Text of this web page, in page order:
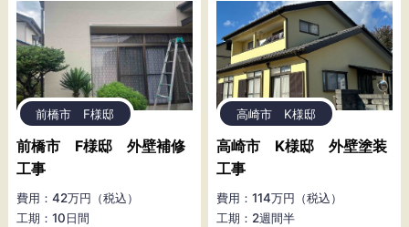
前橋市 F様邸
前橋市 F様邸 外壁補修
工事
費用：42万円（税込）
工期：10日間
高崎市 K様邸
高崎市 K様邸 外壁塗装
工事
費用：114万円（税込）
工期：2週間半